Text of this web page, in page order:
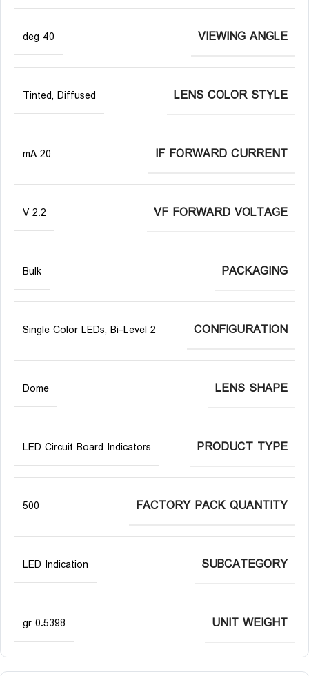
VIEWING ANGLE
40 deg
LENS COLOR STYLE
Tinted, Diffused
IF FORWARD CURRENT
20 mA
VF FORWARD VOLTAGE
2.2 V
PACKAGING
Bulk
CONFIGURATION
2 Single Color LEDs, Bi-Level
LENS SHAPE
Dome
PRODUCT TYPE
LED Circuit Board Indicators
FACTORY PACK QUANTITY
500
SUBCATEGORY
LED Indication
UNIT WEIGHT
0.5398 gr